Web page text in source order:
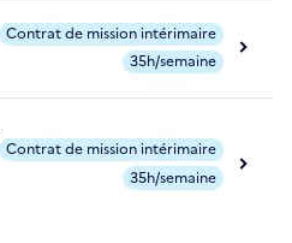
Contrat de mission intérimaire
35h/semaine
Contrat de mission intérimaire
35h/semaine